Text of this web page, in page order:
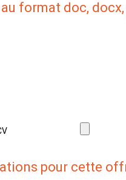
format doc,
pour cette